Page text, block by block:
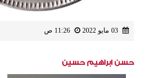
حسن ابراهيم حسين